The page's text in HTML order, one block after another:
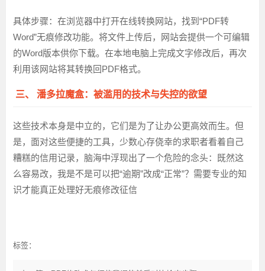
具体步骤：在浏览器中打开在线转换网站，找到“PDF转
Word”无痕修改功能。将文件上传后，网站会提供一个可编辑
的Word版本供你下载。在本地电脑上完成文字修改后，再次
利用该网站将其转换回PDF格式。
三、 潘多拉魔盒：被滥用的技术与失控的欲望
这些技术本身是中立的，它们是为了让办公更高效而生。但
是，面对这些便捷的工具，少数心存侥幸的求职者看着自己
糟糕的信用记录，脑海中浮现出了一个危险的念头：既然这
么容易改，我是不是可以把“逾期”改成“正常”？需要专业的知
识才能真正处理好无痕修改征信
标签：